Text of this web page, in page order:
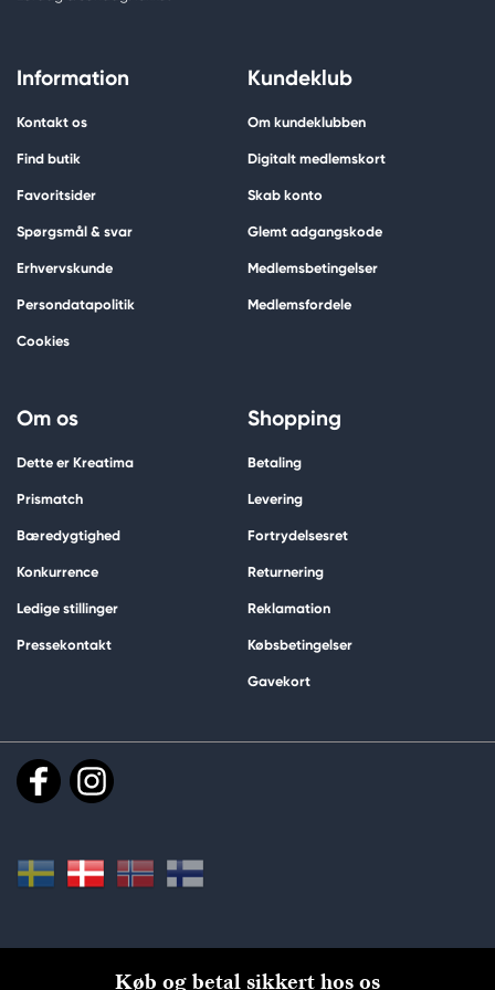
Information
Kontakt os
Find butik
Favoritsider
Spørgsmål & svar
Erhvervskunde
Persondatapolitik
Cookies
Kundeklub
Om kundeklubben
Digitalt medlemskort
Skab konto
Glemt adgangskode
Medlemsbetingelser
Medlemsfordele
Om os
Dette er Kreatima
Prismatch
Bæredygtighed
Konkurrence
Ledige stillinger
Pressekontakt
Shopping
Betaling
Levering
Fortrydelsesret
Returnering
Reklamation
Købsbetingelser
Gavekort
Køb og betal sikkert hos os